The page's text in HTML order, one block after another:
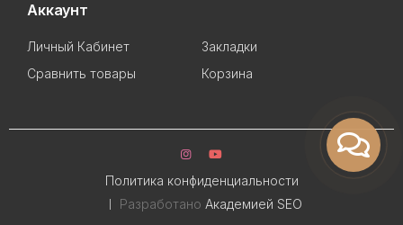
Аккаунт
Личный Кабинет
Закладки
Сравнить товары
Корзина
Политика конфиденциальности
Разработано Академией SEO